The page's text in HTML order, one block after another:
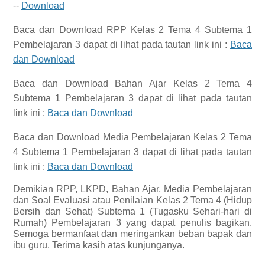
-- Download
Baca dan Download
RPP Kelas 2 Tema 4 Subtema 1
Pembelajaran 3 dapat di lihat pada tautan link ini : Baca
dan Download
Baca dan Download
Bahan Ajar Kelas 2 Tema 4
Subtema 1 Pembelajaran 3 dapat di lihat pada tautan
link ini : Baca dan Download
Baca dan Download Media Pembelajaran Kelas 2 Tema
4 Subtema 1 Pembelajaran 3 dapat di lihat pada tautan
link ini : Baca dan Download
Demikian RPP, LKPD, Bahan Ajar, Media Pembelajaran
dan Soal Evaluasi atau Penilaian Kelas 2 Tema 4 (Hidup
Bersih dan Sehat) Subtema 1 (Tugasku Sehari-hari di
Rumah) Pembelajaran 3 yang dapat penulis bagikan.
Semoga bermanfaat dan meringankan beban bapak dan
ibu guru. Terima kasih atas kunjunganya.